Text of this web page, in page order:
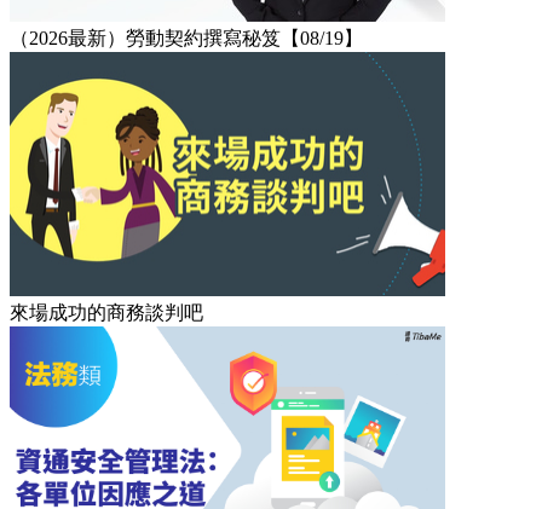
（2026最新）勞動契約撰寫秘笈【08/19】
來場成功的商務談判吧